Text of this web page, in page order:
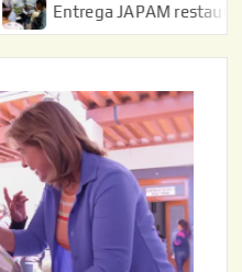
Entrega JAPAM restauración